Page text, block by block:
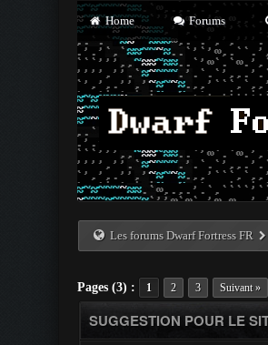
Home Forums
Les forums Dwarf Fortress FR
Pages (3) : 1 2 3 Suivant »
SUGGESTION POUR LE